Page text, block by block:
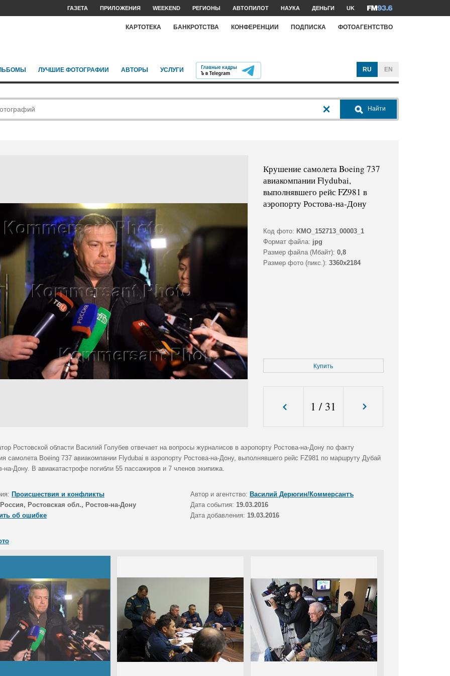
ГАЗЕТА ПРИЛОЖЕНИЯ WEEKEND РЕГИОНЫ АВТОПИЛОТ НАУКА ДЕНЬГИ UK
КАРТОТЕКА БАНКРОТСТВА КОНФЕРЕНЦИИ ПОДПИСКА ФОТОАГЕНТСТВО
ЛУЧШИЕ ФОТОГРАФИИ АВТОРЫ УСЛУГИ RU EN
Найти
Крушение самолета Boeing 737
авиакомпании Flydubai,
выполнявшего рейс FZ981 в
аэропорту Ростова-на-Дону
Код фото: KMO_152713_00003_1
Формат файла: jpg
Размер файла (Мбайт): 0,8
Размер фото (пикс.): 3360x2184
Купить
1 / 31
Ростовской области Василий Голубев отвечает на вопросы журналисов в аэропорту Ростова-на-Дону по факту
самолета Boeing 737 авиакомпании Flydubai в аэропорту Ростова-на-Дону, выполнявшего рейс FZ981 по маршруту Дубай
на-Дону. В авиакатастрофе погибли 55 пассажиров и 7 членов экипижа.
Происшествия и конфликты Автор и агентство: Василий Дерюгин/Коммерсантъ
Россия, Ростовская обл., Ростов-на-Дону Дата события: 19.03.2016
об ошибке
Дата добавления: 19.03.2016